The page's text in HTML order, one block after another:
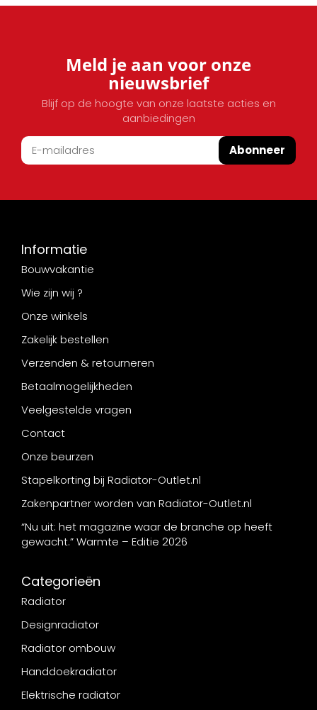
Meld je aan voor onze
nieuwsbrief
Blijf op de hoogte van onze laatste acties en
aanbiedingen
Abonneer
Informatie
Bouwvakantie
Wie zijn wij ?
Onze winkels
Zakelijk bestellen
Verzenden & retourneren
Betaalmogelijkheden
Veelgestelde vragen
Contact
Onze beurzen
Stapelkorting bij Radiator-Outlet.nl
Zakenpartner worden van Radiator-Outlet.nl
“Nu uit: het magazine waar de branche op heeft
gewacht.” Warmte – Editie 2026
Categorieën
Radiator
Designradiator
Radiator ombouw
Handdoekradiator
Elektrische radiator